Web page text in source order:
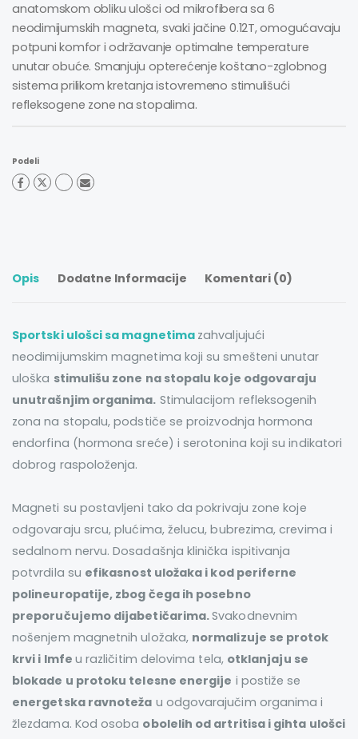
anatomskom obliku ulošci od mikrofibera sa 6
neodimijumskih magneta, svaki jačine 0.12T, omogućavaju
potpuni komfor i održavanje optimalne temperature
unutar obuće. Smanjuju opterećenje koštano-zglobnog
sistema prilikom kretanja istovremeno stimulišući
refleksogene zone na stopalima.
Podeli
Opis Dodatne Informacije Komentari (0)
Sportski ulošci sa magnetima zahvaljujući
neodimijumskim magnetima koji su smešteni unutar
uloška stimulišu zone na stopalu koje odgovaraju
unutrašnjim organima. Stimulacijom refleksogenih
zona na stopalu, podstiče se proizvodnja hormona
endorfina (hormona sreće) i serotonina koji su indikatori
dobrog raspoloženja.
Magneti su postavljeni tako da pokrivaju zone koje
odgovaraju srcu, plućima, želucu, bubrezima, crevima i
sedalnom nervu. Dosadašnja klinička ispitivanja
potvrdila su efikasnost uložaka i kod periferne
polineuropatije, zbog čega ih posebno
preporučujemo dijabetičarima.Svakodnevnim
nošenjem magnetnih uložaka, normalizuje se protok
krvi i lmfe u različitim delovima tela, otklanjaju se
blokade u protoku telesne energije i postiže se
energetska ravnoteža u odgovarajučim organima i
žlezdama. Kod osoba obolelih od artritisa i gihta ulošci